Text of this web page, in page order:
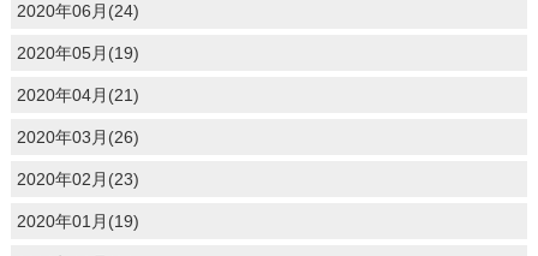
2020年06月(24)
2020年05月(19)
2020年04月(21)
2020年03月(26)
2020年02月(23)
2020年01月(19)